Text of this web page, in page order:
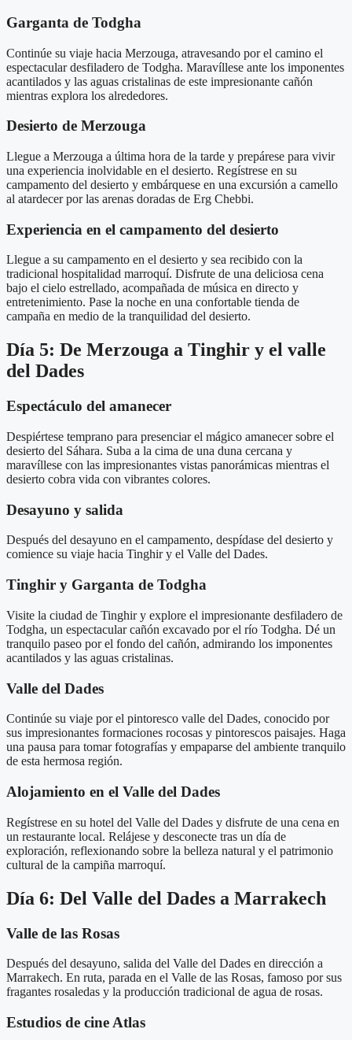
Garganta de Todgha
Continúe su viaje hacia Merzouga, atravesando por el camino el
espectacular desfiladero de Todgha. Maravíllese ante los imponentes
acantilados y las aguas cristalinas de este impresionante cañón
mientras explora los alrededores.
Desierto de Merzouga
Llegue a Merzouga a última hora de la tarde y prepárese para vivir
una experiencia inolvidable en el desierto. Regístrese en su
campamento del desierto y embárquese en una excursión a camello
al atardecer por las arenas doradas de Erg Chebbi.
Experiencia en el campamento del desierto
Llegue a su campamento en el desierto y sea recibido con la
tradicional hospitalidad marroquí. Disfrute de una deliciosa cena
bajo el cielo estrellado, acompañada de música en directo y
entretenimiento. Pase la noche en una confortable tienda de
campaña en medio de la tranquilidad del desierto.
Día 5: De Merzouga a Tinghir y el valle
del Dades
Espectáculo del amanecer
Despiértese temprano para presenciar el mágico amanecer sobre el
desierto del Sáhara. Suba a la cima de una duna cercana y
maravíllese con las impresionantes vistas panorámicas mientras el
desierto cobra vida con vibrantes colores.
Desayuno y salida
Después del desayuno en el campamento, despídase del desierto y
comience su viaje hacia Tinghir y el Valle del Dades.
Tinghir y Garganta de Todgha
Visite la ciudad de Tinghir y explore el impresionante desfiladero de
Todgha, un espectacular cañón excavado por el río Todgha. Dé un
tranquilo paseo por el fondo del cañón, admirando los imponentes
acantilados y las aguas cristalinas.
Valle del Dades
Continúe su viaje por el pintoresco valle del Dades, conocido por
sus impresionantes formaciones rocosas y pintorescos paisajes. Haga
una pausa para tomar fotografías y empaparse del ambiente tranquilo
de esta hermosa región.
Alojamiento en el Valle del Dades
Regístrese en su hotel del Valle del Dades y disfrute de una cena en
un restaurante local. Relájese y desconecte tras un día de
exploración, reflexionando sobre la belleza natural y el patrimonio
cultural de la campiña marroquí.
Día 6: Del Valle del Dades a Marrakech
Valle de las Rosas
Después del desayuno, salida del Valle del Dades en dirección a
Marrakech. En ruta, parada en el Valle de las Rosas, famoso por sus
fragantes rosaledas y la producción tradicional de agua de rosas.
Estudios de cine Atlas